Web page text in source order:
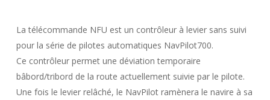
La télécommande NFU est un contrôleur à levier sans suivi
pour la série de pilotes automatiques NavPilot700.
Ce contrôleur permet une déviation temporaire
bâbord/tribord de la route actuellement suivie par le pilote.
Une fois le levier relâché, le NavPilot ramènera le navire à sa